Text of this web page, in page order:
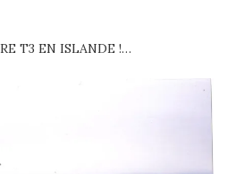
T3 EN ISLANDE !…